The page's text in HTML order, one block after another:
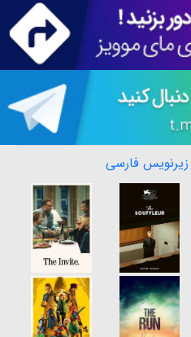
زیرنویس فارسی